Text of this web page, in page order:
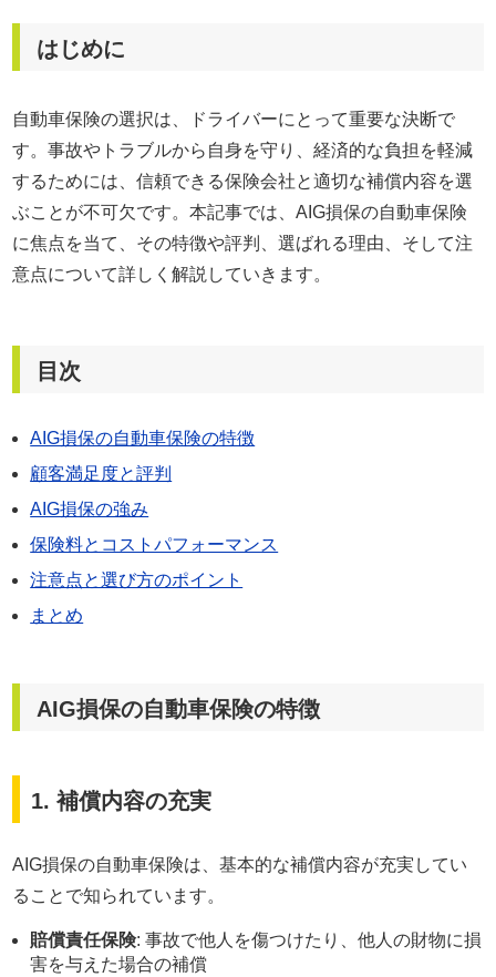
契約者と相手との交渉なども行う。
知識を、
もっと多くの人に知ってほしいと願い、このサイトを立ち上げ
る。Read More…
サイト運営情報
プライバシーポリシー（個人情報保護方針）
お問い合わせフォーム
サイトマップ
はじめに
自動車保険の選択は、ドライバーにとって重要な決断で
す。事故やトラブルから自身を守り、経済的な負担を軽減
するためには、信頼できる保険会社と適切な補償内容を選
ぶことが不可欠です。本記事では、AIG損保の自動車保険
に焦点を当て、その特徴や評判、選ばれる理由、そして注
意点について詳しく解説していきます。
目次
AIG損保の自動車保険の特徴
顧客満足度と評判
AIG損保の強み
保険料とコストパフォーマンス
注意点と選び方のポイント
まとめ
AIG損保の自動車保険の特徴
1. 補償内容の充実
AIG損保の自動車保険は、基本的な補償内容が充実してい
ることで知られています。
賠償責任保険: 事故で他人を傷つけたり、他人の財物に損
害を与えた場合の補償